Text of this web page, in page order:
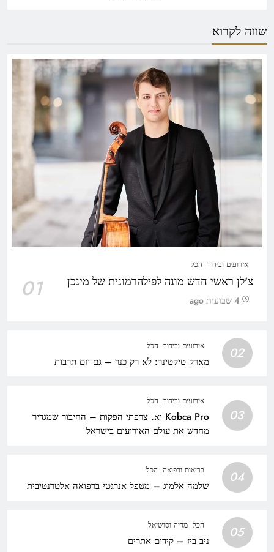
שווה לקרוא
אירועים ובידור הכל
צ'לן ראשי חדש מונה לפילהרמונית של מינכן 01 4 שבועות ago
02 אירועים ובידור הכל
מארק טיקטינר: לא רק כנר – גם יזם תרבות
03
אירועים ובידור הכל
Kobca Pro וא. צרפתי הפקות – החיבור שמגדיר
מחדש את עולם האירועים בישראל
04 בריאות ורפואה הכל
שלמה אלמוג – מטפל אנרגטי ברפואה אלטרנטיבית
05 הכל מדיה וסושיאל
ניב ביז – קידום אתרים